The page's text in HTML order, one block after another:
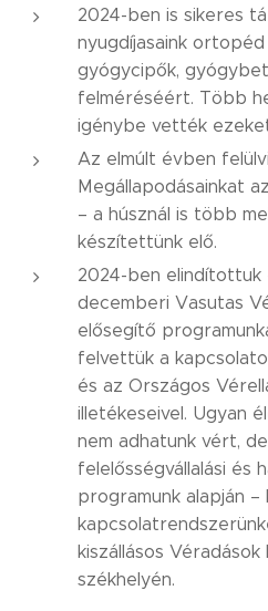
2024-ben is sikeres
nyugdíjasaink
gyógycipők,
felméréséért. Több
igénybe vették
Az elmúlt évben
Megállapodásainkat
– a húsznál is több
készítettünk elő.
2024-ben elindítottuk
decemberi Vasutas
elősegítő
felvettük a
és az Országos
illetékeseivel. Ugyan
nem adhatunk vért,
felelősségvállalási és
programunk alapján –
kiszállásos
székhelyén.